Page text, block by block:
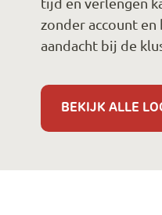
zonder account
aandacht bij de
BEKIJK ALLE